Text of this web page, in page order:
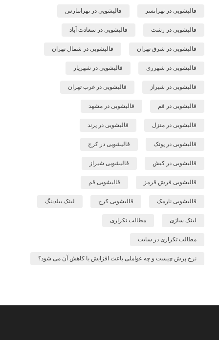
قالیشویی در تهرانسر قالیشویی در تهرانپارس
قالیشویی در رشت قالیشویی در سعادت آباد
قالیشویی در شرق تهران قالیشویی در شمال تهران
قالیشویی در شهرری قالیشویی در شهریار
قالیشویی در شیراز قالیشویی در غرب تهران
قالیشویی در قم قالیشویی در مشهد
قالیشویی در منزل قالیشویی در پرند
قالیشویی در پونک قالیشویی در کرج
قالیشویی در کیش قالیشویی شیراز
قالیشویی فرش قرمز قالیشویی قم
قالیشویی نارمک قالیشویی کرج لینک بیلدینگ
لینک سازی مطالب تکراری
مطالب تکراری در سایت
نرخ پرش چیست و چه عواملی باعث افزایش یا کاهش آن می شود؟